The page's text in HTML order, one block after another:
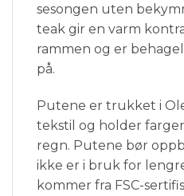
sesongen uten
teak gir en varm
rammen og er
på.
Putene er trukket i
tekstil og holder
regn. Putene bør
ikke er i bruk for
kommer fra FSC-